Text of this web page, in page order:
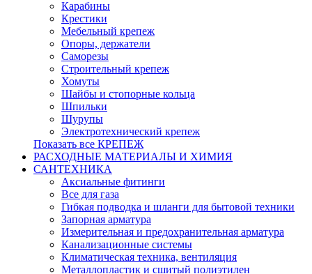
Карабины
Крестики
Мебельный крепеж
Опоры, держатели
Саморезы
Строительный крепеж
Хомуты
Шайбы и стопорные кольца
Шпильки
Шурупы
Электротехнический крепеж
Показать все КРЕПЕЖ
РАСХОДНЫЕ МАТЕРИАЛЫ И ХИМИЯ
САНТЕХНИКА
Аксиальные фитинги
Все для газа
Гибкая подводка и шланги для бытовой техники
Запорная арматура
Измерительная и предохранительная арматура
Канализационные системы
Климатическая техника, вентиляция
Металлопластик и сшитый полиэтилен